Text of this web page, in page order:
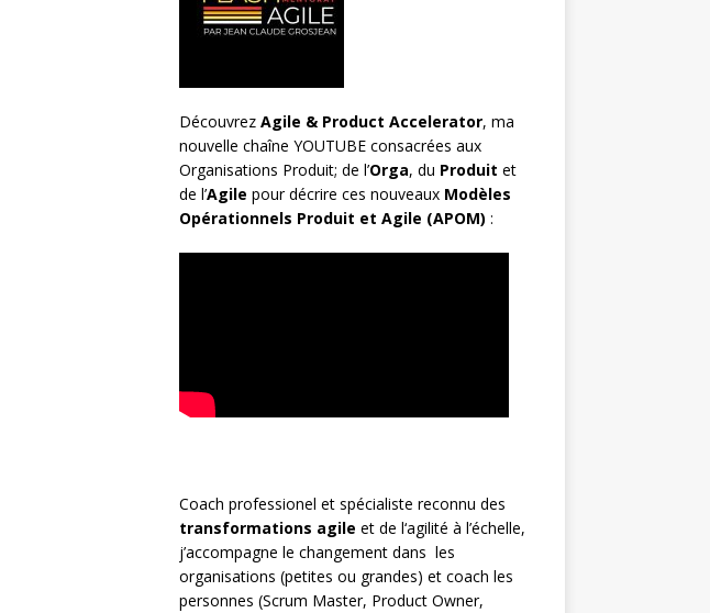
Découvrez Agile & Product Accelerator, ma
nouvelle chaîne YOUTUBE consacrées aux
Organisations Produit; de l’Orga, du Produit et
de l’Agile pour décrire ces nouveaux Modèles
Opérationnels Produit et Agile (APOM) :
Coach professionel et spécialiste reconnu des
transformations agile et de l‘agilité à l’échelle,
j’accompagne le changement dans les
organisations (petites ou grandes) et coach les
personnes (Scrum Master, Product Owner,